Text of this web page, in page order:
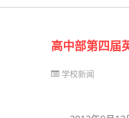
高中部第四届
学校新闻